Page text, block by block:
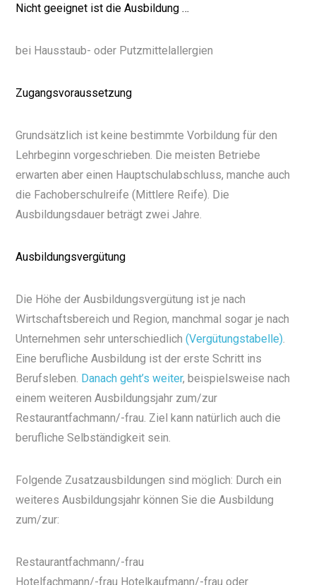
Nicht geeignet ist die Ausbildung …
bei Hausstaub- oder Putzmittelallergien
Zugangsvoraussetzung
Grundsätzlich ist keine bestimmte Vorbildung für den
Lehrbeginn vorgeschrieben. Die meisten Betriebe
erwarten aber einen Hauptschulabschluss, manche auch
die Fachoberschulreife (Mittlere Reife). Die
Ausbildungsdauer beträgt zwei Jahre.
Ausbildungsvergütung
Die Höhe der Ausbildungsvergütung ist je nach
Wirtschaftsbereich und Region, manchmal sogar je nach
Unternehmen sehr unterschiedlich(Vergütungstabelle)
Eine berufliche Ausbildung ist der erste Schritt ins
Berufsleben. Danach geht’s weiter, beispielsweise nach
einem weiteren Ausbildungsjahr zum/zur
Restaurantfachmann/-frau. Ziel kann natürlich auch die
berufliche Selbständigkeit sein.
Folgende Zusatzausbildungen sind möglich: Durch ein
weiteres Ausbildungsjahr können Sie die Ausbildung
zum/zur:
Restaurantfachmann/-frau
Hotelfachmann/-frau Hotelkaufmann/-frau oder